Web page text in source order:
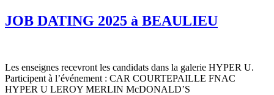
JOB DATING 2025 à BEAULIEU
Les enseignes recevront les candidats dans la galerie HYPER U.
Participent à l’événement : CAR COURTEPAILLE FNAC
HYPER U LEROY MERLIN McDONALD’S